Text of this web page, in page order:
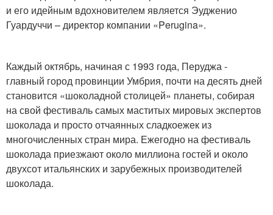
и его идейным вдохновителем является Эудженио
Гуардуччи – директор компании «Perugina».
Каждый октябрь, начиная с 1993 года, Перуджа -
главный город провинции Умбрия, почти на десять дней
становится «шоколадной столицей» планеты, собирая
на свой фестиваль самых маститых мировых экспертов
шоколада и просто отчаянных сладкоежек из
многочисленных стран мира. Ежегодно на фестиваль
шоколада приезжают около миллиона гостей и около
двухсот итальянских и зарубежных производителей
шоколада.